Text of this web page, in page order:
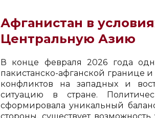
Афганистан в
Центральную Азию
В конце февраля 2026 года
пакистанско-афганской границе
конфликтов на западных и
ситуацию в стране.
сформировала уникальный